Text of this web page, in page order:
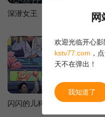
深潜女王
闪闪的儿科医生第四季
欢迎光临开心影
kstv77.com ，
天不在弹出！
我知道了